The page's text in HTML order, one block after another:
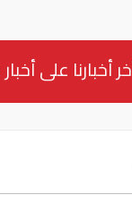
أخبارنا على